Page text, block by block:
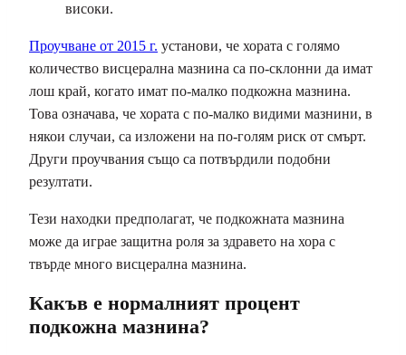
високи.
Проучване от 2015 г. установи, че хората с голямо
количество висцерална мазнина са по-склонни да имат
лош край, когато имат по-малко подкожна мазнина.
Това означава, че хората с по-малко видими мазнини, в
някои случаи, са изложени на по-голям риск от смърт.
Други проучвания също са потвърдили подобни
резултати.
Тези находки предполагат, че подкожната мазнина
може да играе защитна роля за здравето на хора с
твърде много висцерална мазнина.
Какъв е нормалният процент
подкожна мазнина?